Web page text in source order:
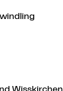
Wisskirchen